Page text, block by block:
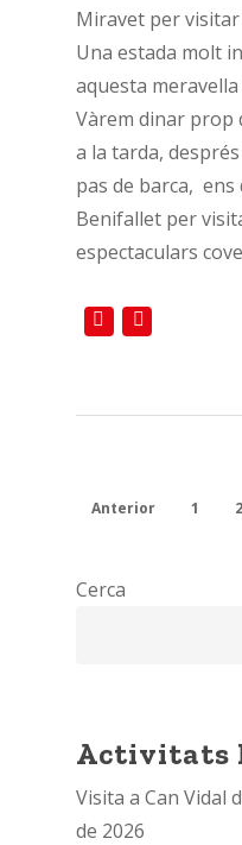
Miravet per
Una estada molt
aquesta meravella
Vàrem dinar prop
a la tarda,
pas de barca, ens
Benifallet per
espectaculars
Anterior 1 2
Cerca
Activitats
Visita a Can Vidal
de 2026